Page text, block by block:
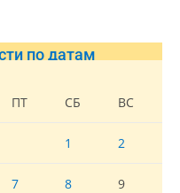
по датам
ПТ СБ ВС
1 2
7 8 9